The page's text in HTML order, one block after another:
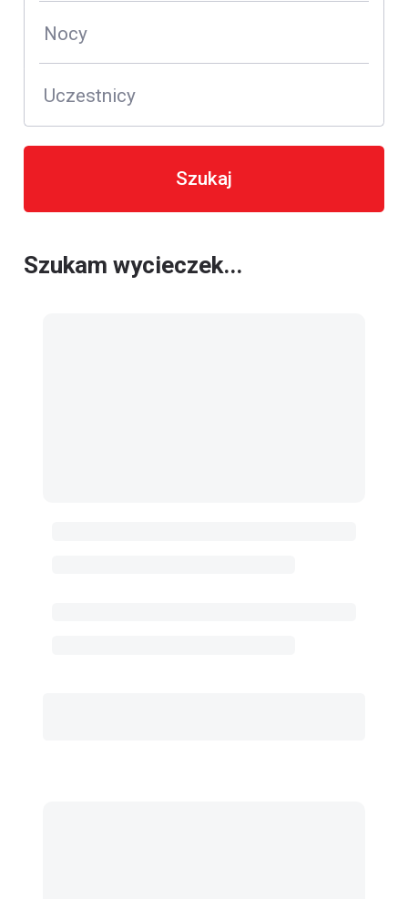
Nocy
Uczestnicy
Szukaj
Szukam wycieczek...